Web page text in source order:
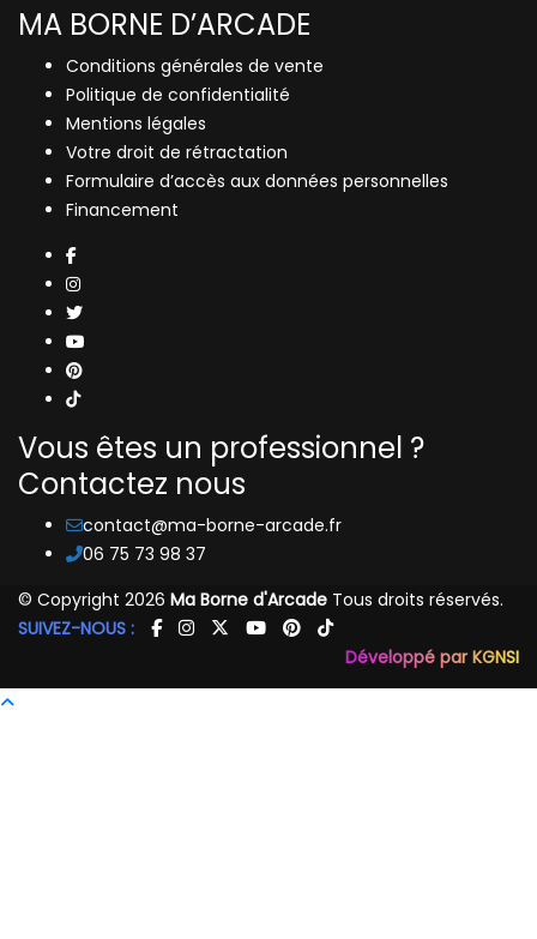
MA BORNE D’ARCADE
Conditions générales de vente
Politique de confidentialité
Mentions légales
Votre droit de rétractation
Formulaire d’accès aux données personnelles
Financement
Vous êtes un professionnel ?
Contactez nous
contact@ma-borne-arcade.fr
06 75 73 98 37
© Copyright 2026 Ma Borne d'Arcade Tous droits réservés.
SUIVEZ-NOUS :
Développé par KGNSI